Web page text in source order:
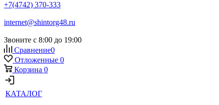
+7(4742) 370-333
internet@shintorg48.ru
Звоните с 8:00 до 19:00
Сравнение0
Отложенные 0
Корзина 0
КАТАЛОГ